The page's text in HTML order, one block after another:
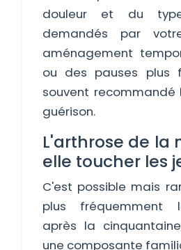
douleur et du
demandés par
aménagement
ou des pauses plus
souvent
guérison.
L'arthrose de la
elle toucher les
C'est possible mais
plus fréquemment
après la
une composante